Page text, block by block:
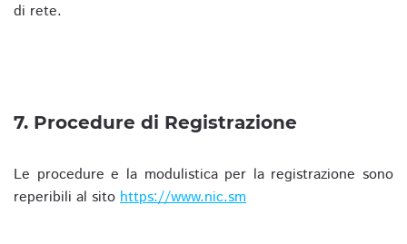
di rete.
7. Procedure di Registrazione
Le procedure e la modulistica per la registrazione sono
reperibili al sito https://www.nic.sm